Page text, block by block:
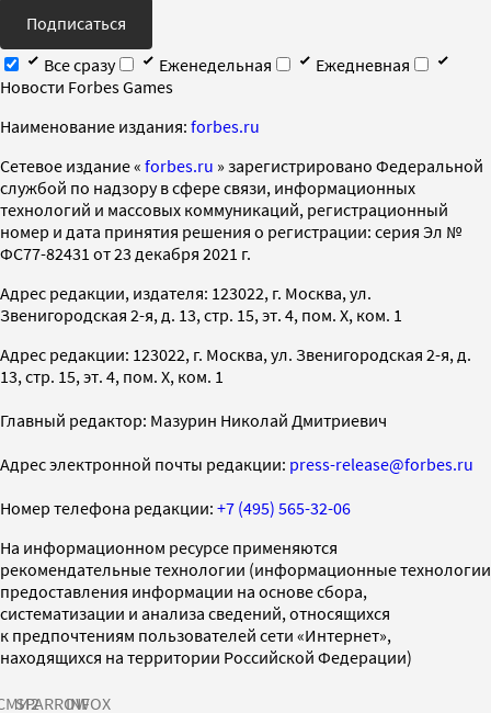
Подписаться
Все сразу
Еженедельная
Ежедневная
Новости Forbes Games
Наименование издания: forbes.ru
Cетевое издание « forbes.ru » зарегистрировано Федеральной
службой по надзору в сфере связи, информационных
технологий и массовых коммуникаций, регистрационный
номер и дата принятия решения о регистрации: серия Эл №
ФС77-82431 от 23 декабря 2021 г.
Адрес редакции, издателя: 123022, г. Москва, ул.
Звенигородская 2-я, д. 13, стр. 15, эт. 4, пом. X, ком. 1
Адрес редакции: 123022, г. Москва, ул. Звенигородская 2-я, д.
13, стр. 15, эт. 4, пом. X, ком. 1
Главный редактор: Мазурин Николай Дмитриевич
Адрес электронной почты редакции: press-release@forbes.ru
Номер телефона редакции: +7 (495) 565-32-06
На информационном ресурсе применяются
рекомендательные технологии (информационные технологии
предоставления информации на основе сбора,
систематизации и анализа сведений, относящихся
к предпочтениям пользователей сети «Интернет»,
находящихся на территории Российской Федерации)
SPARROWINFOX